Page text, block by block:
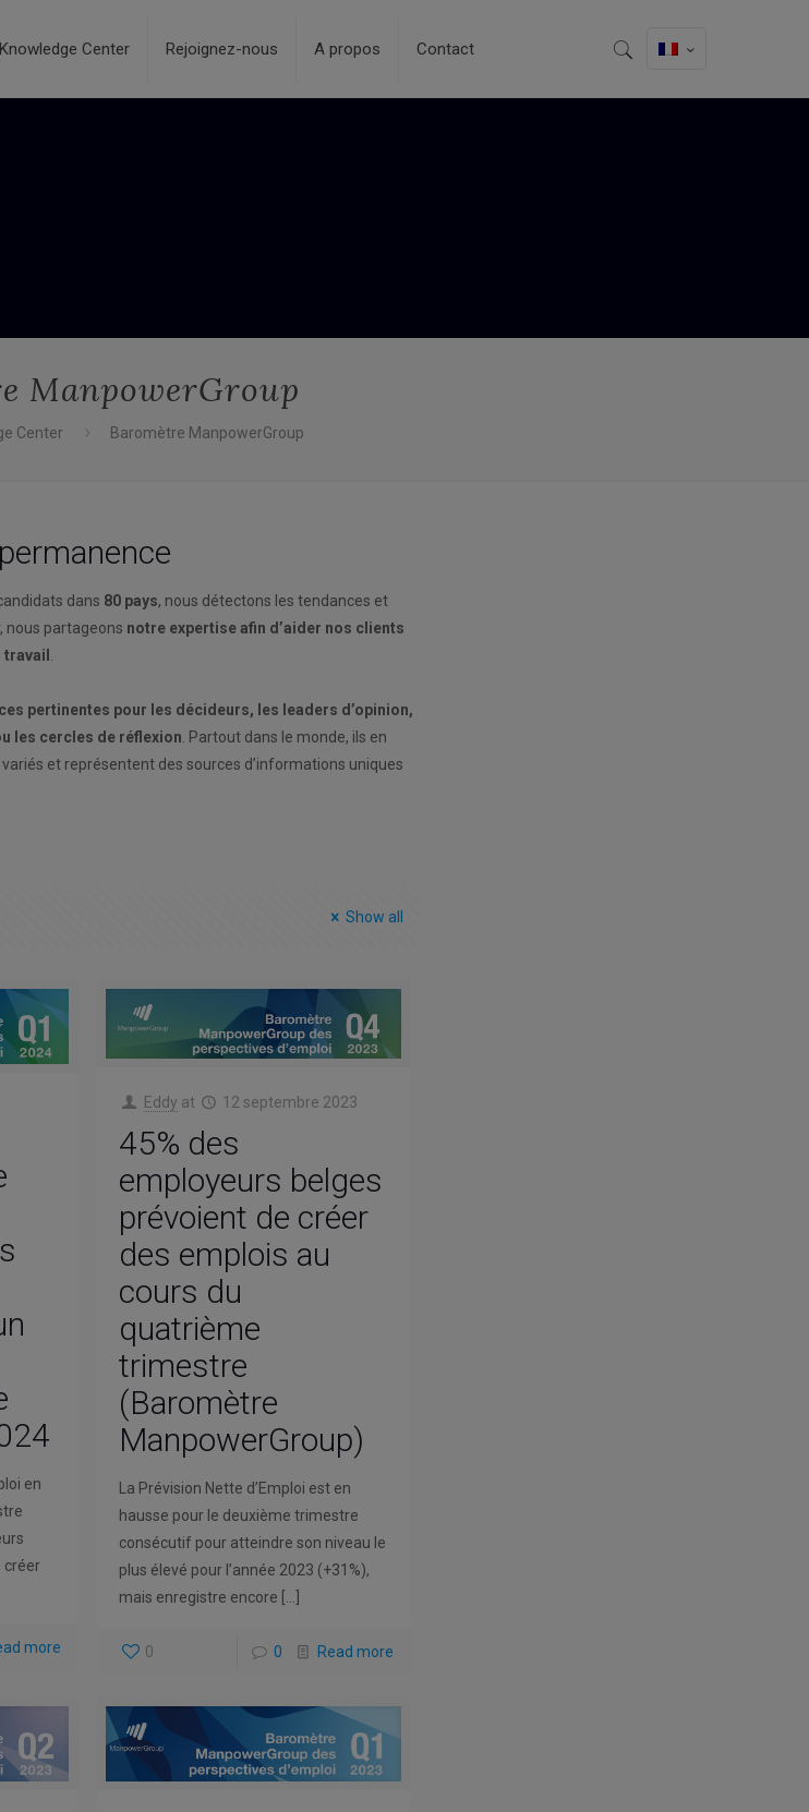
Knowledge Center Rejoignez-nous A propos Contact
ManpowerGroup
Center Baromètre ManpowerGroup
dans 80 pays, nous détectons les tendances et
nous partageons notre expertise afin d’aider nos clients
pertinentes pour les décideurs, les leaders d’opinion,
les cercles de réflexion . Partout dans le monde, ils en
et représentent des sources d’informations uniques
Show all
en
créer
more
Eddy at 12 septembre 2023
45% des
employeurs belges
prévoient de créer
des emplois au
cours du
quatrième
trimestre
(Baromètre
ManpowerGroup)
La Prévision Nette d’Emploi est en
hausse pour le deuxième trimestre
consécutif pour atteindre son niveau le
plus élevé pour l’année 2023 (+31%),
mais enregistre encore […]
0 0 Read more